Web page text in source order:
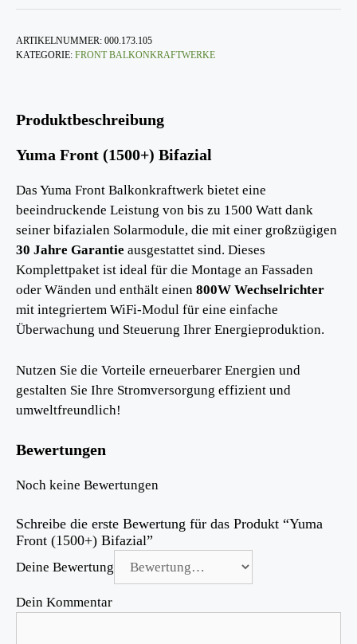
ARTIKELNUMMER: 000.173.105
KATEGORIE: FRONT BALKONKRAFTWERKE
Produktbeschreibung
Yuma Front (1500+) Bifazial
Das Yuma Front Balkonkraftwerk bietet eine
beeindruckende Leistung von bis zu 1500 Watt dank
seiner bifazialen Solarmodule, die mit einer großzügigen
30 Jahre Garantie ausgestattet sind. Dieses
Komplettpaket ist ideal für die Montage an Fassaden
oder Wänden und enthält einen 800W Wechselrichter
mit integriertem WiFi-Modul für eine einfache
Überwachung und Steuerung Ihrer Energieproduktion.
Nutzen Sie die Vorteile erneuerbarer Energien und
gestalten Sie Ihre Stromversorgung effizient und
umweltfreundlich!
Bewertungen
Noch keine Bewertungen
Schreibe die erste Bewertung für das Produkt “Yuma
Front (1500+) Bifazial”
Deine Bewertung
Dein Kommentar